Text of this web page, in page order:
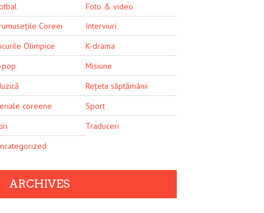
Foto & video
Coreei
Interviuri
Olimpice
K-drama
pop
Misiune
Rețeta săptămânii
coreene
Sport
Traduceri
ARCHIVES